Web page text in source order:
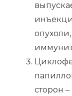
сторон